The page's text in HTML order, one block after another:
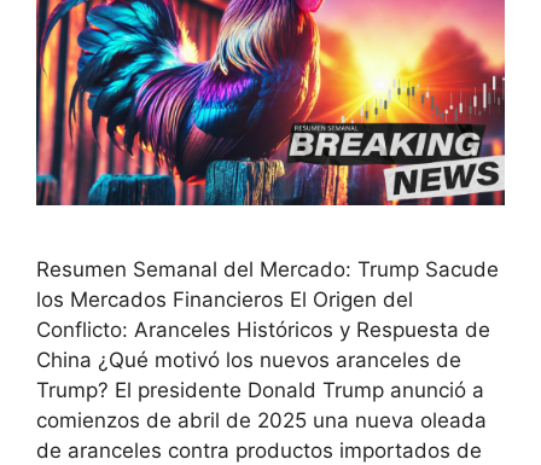
Resumen Semanal del Mercado: Trump Sacude
los Mercados Financieros El Origen del
Conflicto: Aranceles Históricos y Respuesta de
China ¿Qué motivó los nuevos aranceles de
Trump? El presidente Donald Trump anunció a
comienzos de abril de 2025 una nueva oleada
de aranceles contra productos importados de